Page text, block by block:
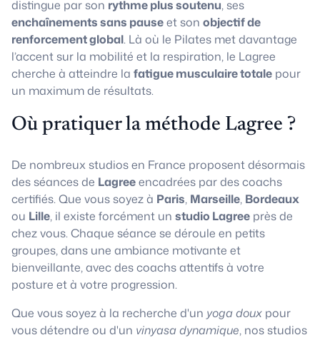
distingue par son rythme plus soutenu, ses
enchaînements sans pauseet son objectif de
renforcement global. Là où le Pilates met davantage
l’accent sur la mobilité et la respiration, le Lagree
cherche à atteindre la fatigue musculaire totale pour
un maximum de résultats.
Où pratiquer la méthode Lagree ?
De nombreux studios en France proposent désormais
des séances de Lagreeencadrées par des coachs
certifiés. Que vous soyez à Paris, Marseille, Bordeaux
ou Lille, il existe forcément un studio Lagree près de
chez vous. Chaque séance se déroule en petits
groupes, dans une ambiance motivante et
bienveillante, avec des coachs attentifs à votre
posture et à votre progression.
Que vous soyez à la recherche d'un yoga doux pour
vous détendre ou d'un vinyasa dynamique, nos studios